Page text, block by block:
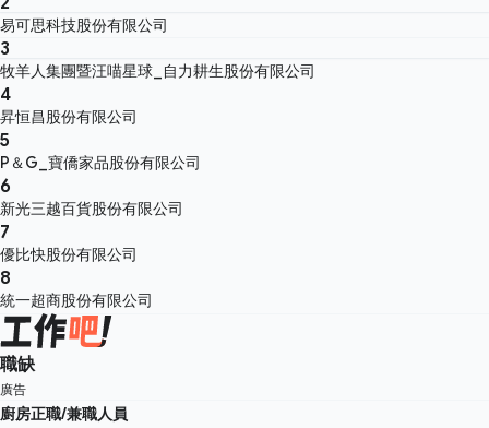
易可思科技股份有限公司
3
牧羊人集團暨汪喵星球_自力耕生股份有限公司
4
昇恒昌股份有限公司
5
P＆G_寶僑家品股份有限公司
6
新光三越百貨股份有限公司
7
優比快股份有限公司
8
統一超商股份有限公司
職缺
廣告
廚房正職/兼職人員